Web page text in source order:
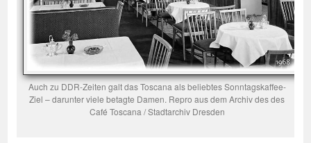
Auch zu DDR-Zeiten galt das Toscana als beliebtes Sonntagskaffee-
Ziel – darunter viele betagte Damen. Repro aus dem Archiv des des
Café Toscana / Stadtarchiv Dresden